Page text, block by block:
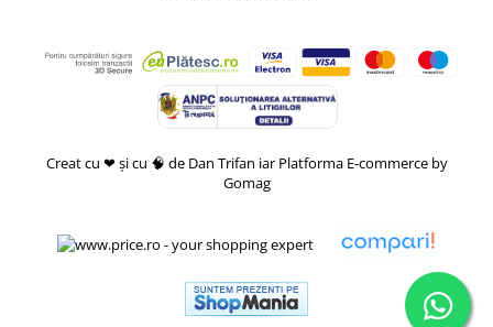
Creat cu ❤ și cu 🧠 de Dan Trifan iar Platforma E-commerce by
Gomag